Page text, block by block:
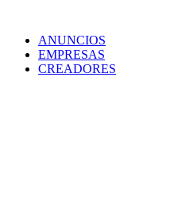
ANUNCIOS
EMPRESAS
CREADORES